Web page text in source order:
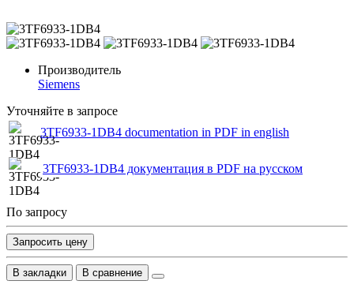
Производитель
Siemens
Уточняйте в запросе
3TF6933-1DB4 documentation in PDF in english
3TF6933-1DB4 документация в PDF на русском
По запросу
Запросить цену
В закладки В сравнение